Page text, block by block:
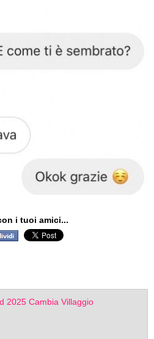
i tuoi amici...
2025 Cambia Villaggio